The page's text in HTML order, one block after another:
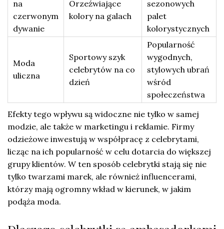
na
czerwonym
dywanie
Orzeźwiające
kolory na galach
sezonowych
palet
kolorystycznych
Moda
uliczna
Sportowy szyk
celebrytów na co
dzień
Popularność
wygodnych,
stylowych ubrań
wśród
społeczeństwa
Efekty tego wpływu są widoczne nie tylko w samej
modzie, ale także w marketingu i reklamie. Firmy
odzieżowe inwestują w współpracę z celebrytami,
licząc na ich popularność w celu dotarcia do większej
grupy klientów. W ten sposób celebrytki stają się nie
tylko twarzami marek, ale również influencerami,
którzy mają ogromny wkład w kierunek, w jakim
podąża moda.